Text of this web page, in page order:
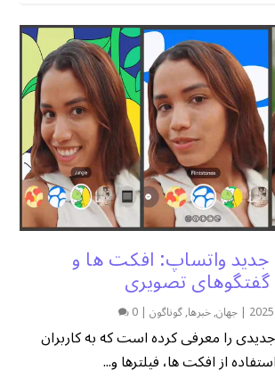
واتساپ: افکت ها و
گفتگوهای تصویری
|جهان,خبرها,گوناگون |
0
را معرفی کرده است که به کاربران
از افکت ها، فیلترها و...